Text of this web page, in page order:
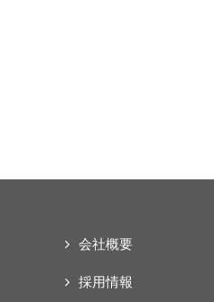
会社概要
採用情報